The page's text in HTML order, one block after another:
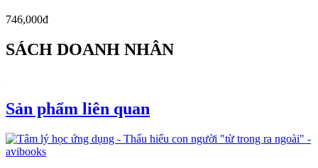
746,000đ
SÁCH DOANH NHÂN
Sản phẩm liên quan